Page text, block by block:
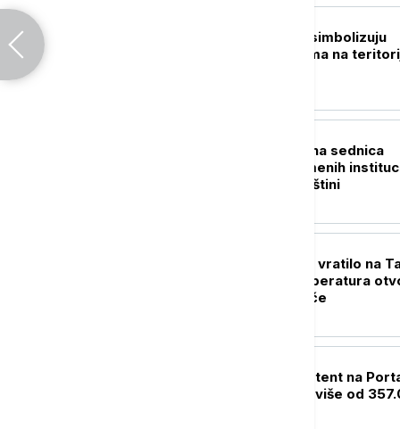
Ković: Prebilovci simbolizuju
genocid nad Srbima na
Danas konstitutivna sednica
skupštine privremenih
samouprave u Prištini
Noćno kupanje se vratilo na
Zbog visokih temperatura
bazeni rade i uveče
Jovanović: AI asistent na
eUprava ostvario više od